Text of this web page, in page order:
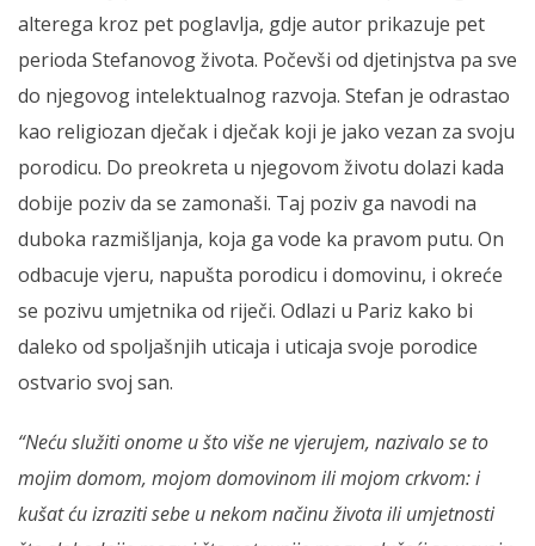
alterega kroz pet poglavlja, gdje autor prikazuje pet
perioda Stefanovog života. Počevši od djetinjstva pa sve
do njegovog intelektualnog razvoja. Stefan je odrastao
kao religiozan dječak i dječak koji je jako vezan za svoju
porodicu. Do preokreta u njegovom životu dolazi kada
dobije poziv da se zamonaši. Taj poziv ga navodi na
duboka razmišljanja, koja ga vode ka pravom putu. On
odbacuje vjeru, napušta porodicu i domovinu, i okreće
se pozivu umjetnika od riječi. Odlazi u Pariz kako bi
daleko od spoljašnjih uticaja i uticaja svoje porodice
ostvario svoj san.
“Neću služiti onome u što više ne vjerujem, nazivalo se to
mojim domom, mojom domovinom ili mojom crkvom: i
kušat ću izraziti sebe u nekom načinu života ili umjetnosti